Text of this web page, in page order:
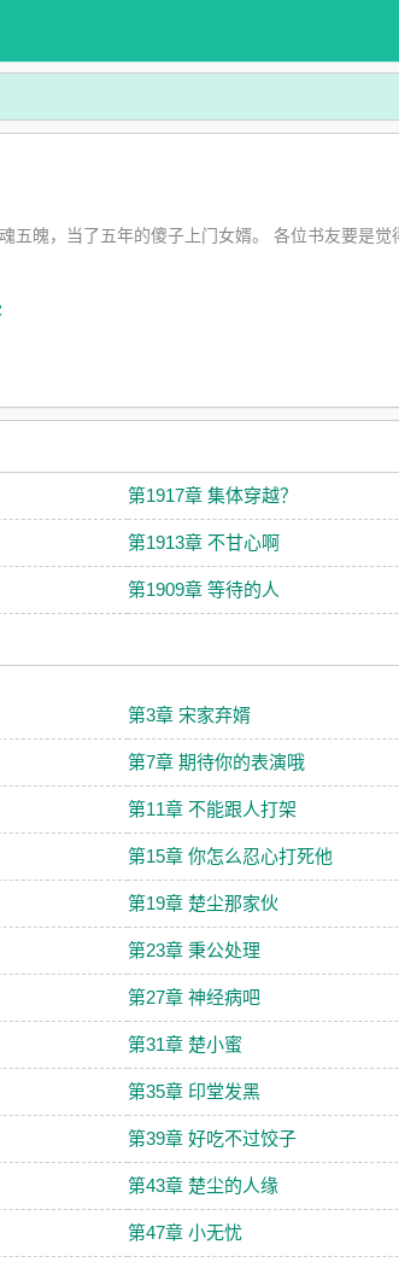
五魄，当了五年的傻子上门女婿。 各位书友要是
第1917章 集体穿越？
第1913章 不甘心啊
第1909章 等待的人
第3章 宋家弃婿
第7章 期待你的表演哦
第11章 不能跟人打架
第15章 你怎么忍心打死他
第19章 楚尘那家伙
第23章 秉公处理
第27章 神经病吧
第31章 楚小蜜
第35章 印堂发黑
第39章 好吃不过饺子
第43章 楚尘的人缘
第47章 小无忧